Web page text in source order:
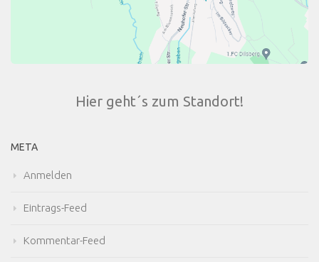
Hier geht´s zum Standort!
META
Anmelden
Eintrags-Feed
Kommentar-Feed